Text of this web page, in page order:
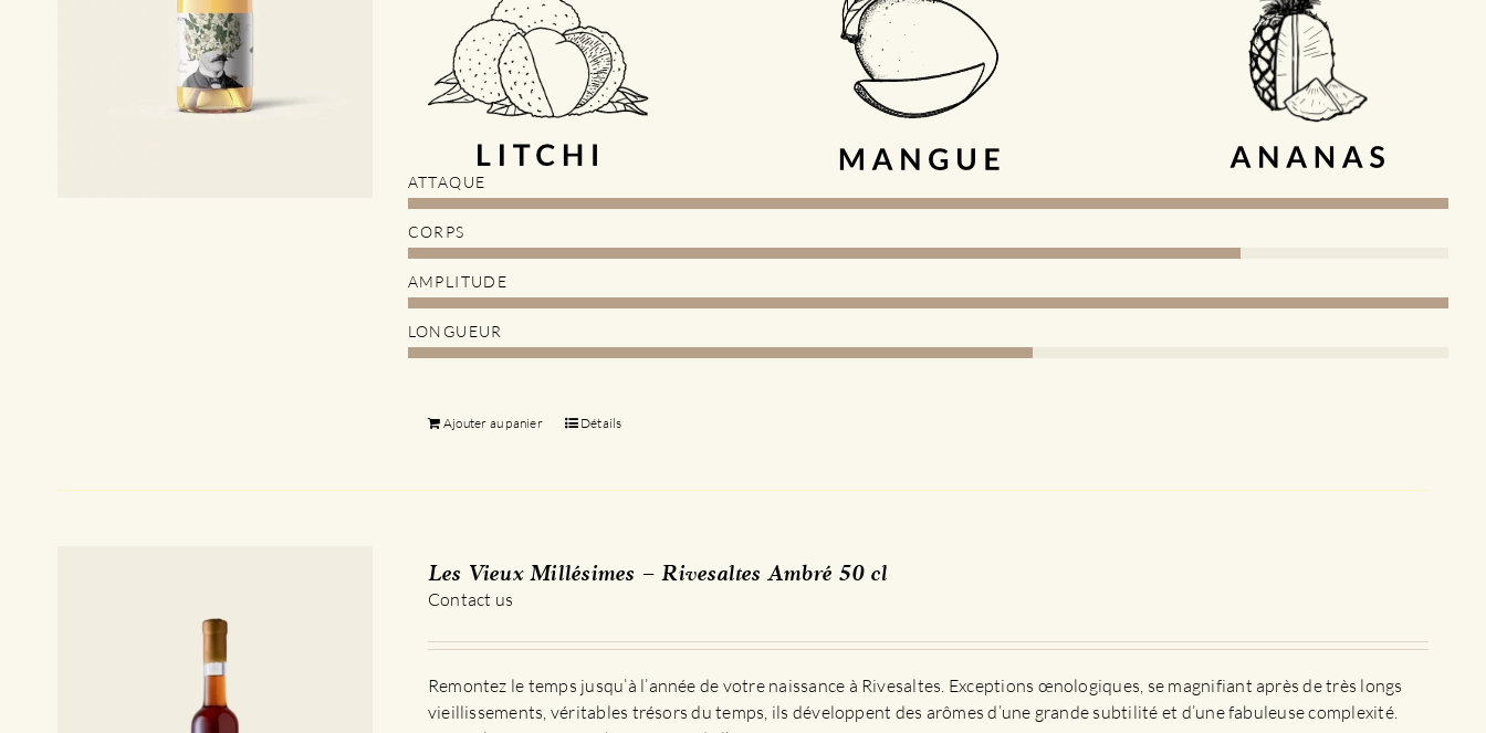
ATTAQUE
CORPS
AMPLITUDE
LONGUEUR
Ajouter au panier Détails
Les Vieux Millésimes – Rivesaltes Ambré 50 cl
Contact us
Remontez le temps jusqu’à l’année de votre naissance à Rivesaltes. Exceptions œnologiques, se magnifiant après de très longs
vieillissements, véritables trésors du temps, ils développent des arômes d’une grande subtilité et d’une fabuleuse complexité.